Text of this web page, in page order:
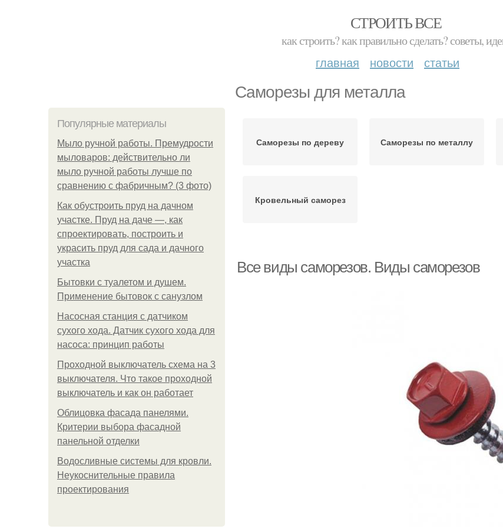
СТРОИТЬ ВСЕ
как строить? как правильно сделать? советы,
главная новости статьи
Саморезы для металла
Популярные материалы
Мыло ручной работы. Премудрости
мыловаров: действительно ли
мыло ручной работы лучше по
сравнению с фабричным? (3 фото)
Как обустроить пруд на дачном
участке. Пруд на даче —, как
спроектировать, построить и
украсить пруд для сада и дачного
участка
Бытовки с туалетом и душем.
Применение бытовок с санузлом
Насосная станция с датчиком
сухого хода. Датчик сухого хода для
насоса: принцип работы
Проходной выключатель схема на 3
выключателя. Что такое проходной
выключатель и как он работает
Облицовка фасада панелями.
Критерии выбора фасадной
панельной отделки
Водосливные системы для кровли.
Неукоснительные правила
проектирования
Саморезы по дереву Саморезы по металлу
Кровельный саморез
Все виды саморезов. Виды саморезов